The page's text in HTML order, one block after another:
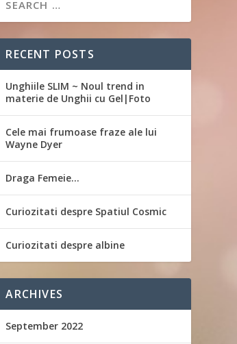
RECENT POSTS
Unghiile SLIM ~ Noul trend in
materie de Unghii cu Gel|Foto
Cele mai frumoase fraze ale lui
Wayne Dyer
Draga Femeie…
Curiozitati despre Spatiul Cosmic
Curiozitati despre albine
ARCHIVES
September 2022